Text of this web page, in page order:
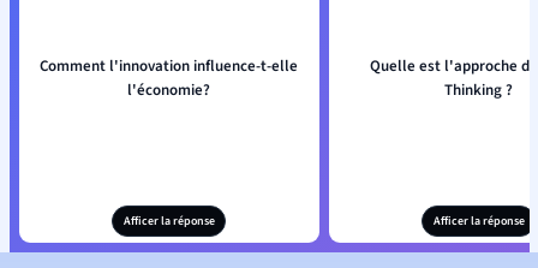
Comment l'innovation influence-t-elle
l'économie?
Afficer la réponse
Quelle est l'approche
Thinking ?
Afficer la réponse